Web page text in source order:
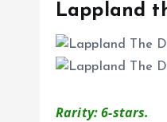
Lappland
Rarity: 6-stars.